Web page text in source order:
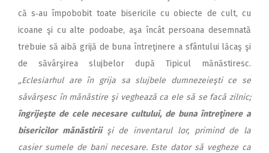
că s‑au împobobit toate bisericile cu obiecte de cult, cu
icoane şi cu alte podoabe, aşa încât persoana desemnată
trebuie să aibă grijă de buna întreţinere a sfântului lăcaş şi
de săvârşirea slujbelor după Tipicul mănăstiresc.
„Eclesiarhul are în grija sa slujbele dumnezeieşti ce se
săvârşesc în mănăstire şi veghează ca ele să se facă zilnic;
îngrijeşte de cele necesare cultului, de buna întreţinere a
bisericilor mănăstirii şi de inventarul lor, primind de la
casier sumele de bani necesare. Este dator să vegheze ca